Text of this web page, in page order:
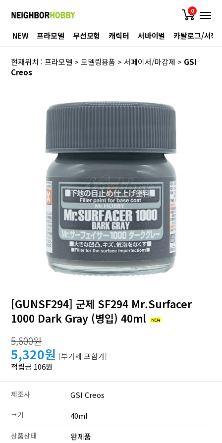
0
NEW 프라모델 무선모형 캐릭터 서바이벌 카탈로그/서적
현재위치 :프라모델 >모델링용품 >서페이서/마감제 > GSI
Creos
[GUNSF294] 군제 SF294 Mr.Surfacer
1000 Dark Gray (병입) 40ml
5,600원
5,320원 [부가세 포함가]
적립금 106원
제조사 GSI Creos
크기 40ml
상품상태 완제품